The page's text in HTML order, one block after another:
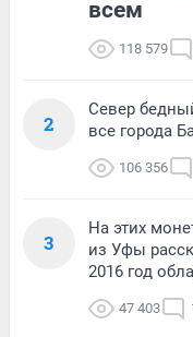
всем
118 579
2
Север
все города
106 356
3
На этих
из Уфы
2016 год
47 403